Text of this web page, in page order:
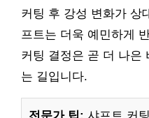
커팅 후 강성 변화가 상
프트는 더욱 예민하게
커팅 결정은 곧 더 나은
는 길입니다.